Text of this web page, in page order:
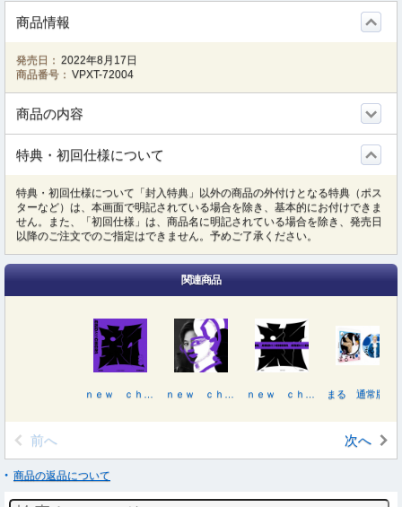
商品情報
発売日： 2022年8月17日
商品番号： VPXT-72004
商品の内容
特典・初回仕様について
特典・初回仕様について「封入特典」以外の商品の外付けとなる特典（ポス
ターなど）は、本画面で明記されている場合を除き、基本的にお付けできま
せん。また、「初回仕様」は、商品名に明記されている場合を除き、発売日
以降のご注文でのご指定はできません。予めご了承ください。
関連商品
前へ 次へ
商品の返品について